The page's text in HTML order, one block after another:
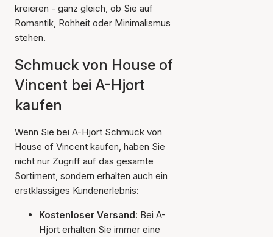
kreieren - ganz gleich, ob Sie auf
Romantik, Rohheit oder Minimalismus
stehen.
Schmuck von House of
Vincent bei A-Hjort
kaufen
Wenn Sie bei A-Hjort Schmuck von
House of Vincent kaufen, haben Sie
nicht nur Zugriff auf das gesamte
Sortiment, sondern erhalten auch ein
erstklassiges Kundenerlebnis:
Kostenloser Versand: Bei A-
Hjort erhalten Sie immer eine